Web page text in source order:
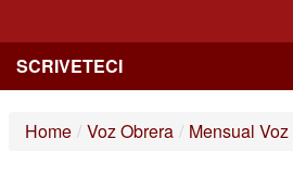
SCRIVETECI
Home / Voz Obrera / Mensual